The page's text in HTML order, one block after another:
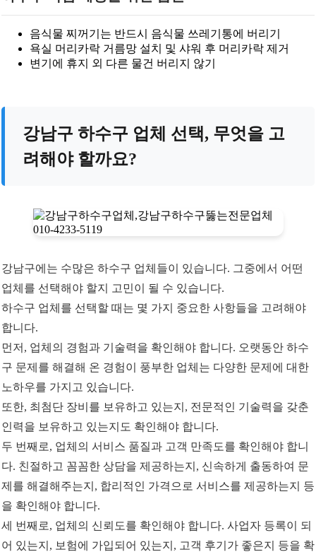
음식물 찌꺼기는 반드시 음식물 쓰레기통에 버리기
욕실 머리카락 거름망 설치 및 샤워 후 머리카락 제거
변기에 휴지 외 다른 물건 버리지 않기
강남구 하수구 업체 선택, 무엇을 고
려해야 할까요?
강남구에는 수많은 하수구 업체들이 있습니다. 그중에서 어떤
업체를 선택해야 할지 고민이 될 수 있습니다.
하수구 업체를 선택할 때는 몇 가지 중요한 사항들을 고려해야
합니다.
먼저, 업체의 경험과 기술력을 확인해야 합니다. 오랫동안 하수
구 문제를 해결해 온 경험이 풍부한 업체는 다양한 문제에 대한
노하우를 가지고 있습니다.
또한, 최첨단 장비를 보유하고 있는지, 전문적인 기술력을 갖춘
인력을 보유하고 있는지도 확인해야 합니다.
두 번째로, 업체의 서비스 품질과 고객 만족도를 확인해야 합니
다. 친절하고 꼼꼼한 상담을 제공하는지, 신속하게 출동하여 문
제를 해결해주는지, 합리적인 가격으로 서비스를 제공하는지 등
을 확인해야 합니다.
세 번째로, 업체의 신뢰도를 확인해야 합니다. 사업자 등록이 되
어 있는지, 보험에 가입되어 있는지, 고객 후기가 좋은지 등을 확